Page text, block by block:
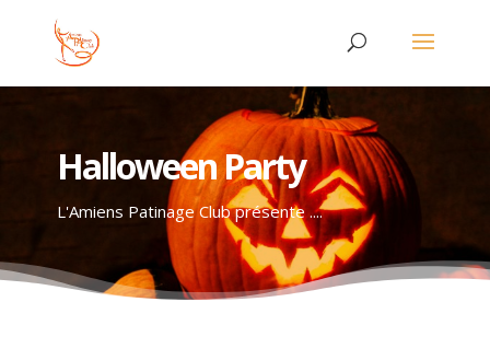
Halloween Party
L'Amiens Patinage Club présente ....